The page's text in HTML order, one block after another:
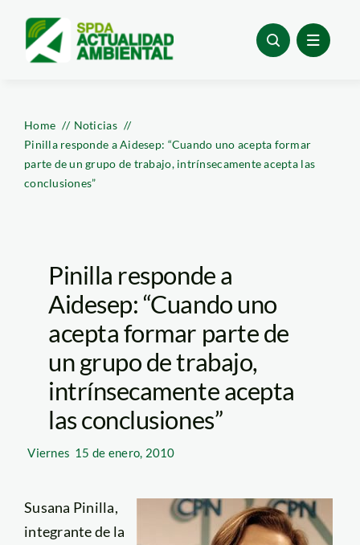
content
Home
Noticias
Pinilla responde a Aidesep: “Cuando uno acepta formar
parte de un grupo de trabajo, intrínsecamente acepta las
conclusiones”
Pinilla responde a
Aidesep: “Cuando uno
acepta formar parte de
un grupo de trabajo,
intrínsecamente acepta
las conclusiones”
Viernes 15 de enero, 2010
Susana Pinilla,
integrante de la